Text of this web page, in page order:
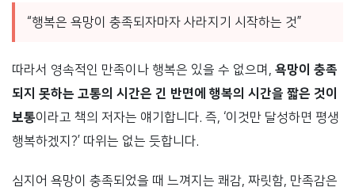
“행복은 욕망이 충족되자마자 사라지기 시작하는 것”
따라서 영속적인 만족이나 행복은 있을 수 없으며, 욕망이 충족
되지 못하는 고통의 시간은 긴 반면에 행복의 시간을 짧은 것이
보통이라고 책의 저자는 얘기합니다. 즉, ‘이것만 달성하면 평생
행복하겠지?’ 따위는 없는 듯합니다.
심지어 욕망이 충족되었을 때 느껴지는 쾌감, 짜릿함, 만족감은